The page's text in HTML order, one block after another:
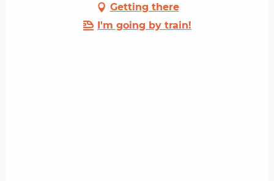
Getting there
I'm going by train!